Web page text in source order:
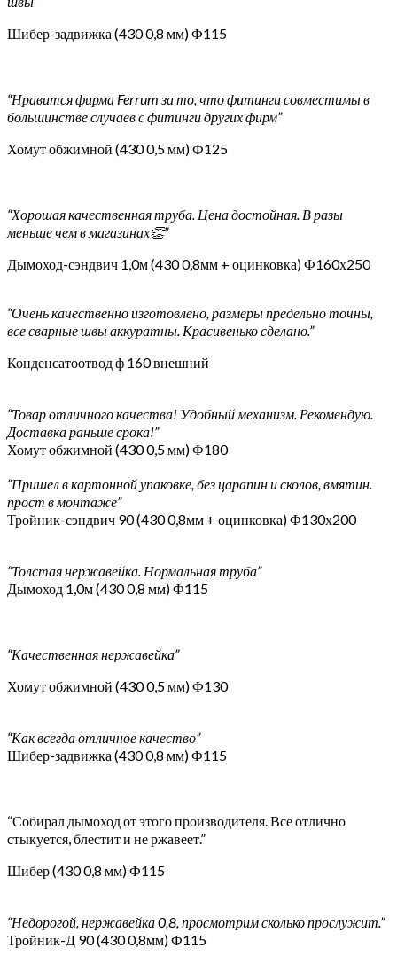
Шибер-задвижка (430 0,8 мм) Ф115
“Нравится фирма Ferrum за то, что фитинги совместимы в
большинстве случаев с фитинги других фирм”
Хомут обжимной (430 0,5 мм) Ф125
“Хорошая качественная труба. Цена достойная. В разы
меньше чем в магазинах👏”
Дымоход-сэндвич 1,0м (430 0,8мм + оцинковка) Ф160х250
“Очень качественно изготовлено, размеры предельно точны,
все сварные швы аккуратны. Красивенько сделано.”
Конденсатоотвод ф 160 внешний
“Товар отличного качества! Удобный механизм. Рекомендую.
Доставка раньше срока!”
Хомут обжимной (430 0,5 мм) Ф180
“Пришел в картонной упаковке, без царапин и сколов, вмятин.
прост в монтаже”
Тройник-сэндвич 90 (430 0,8мм + оцинковка) Ф130х200
“Толстая нержавейка. Нормальная труба”
Дымоход 1,0м (430 0,8 мм) Ф115
“Качественная нержавейка”
Хомут обжимной (430 0,5 мм) Ф130
“Как всегда отличное качество”
Шибер-задвижка (430 0,8 мм) Ф115
“Собирал дымоход от этого производителя. Все отлично
стыкуется, блестит и не ржавеет.”
Шибер (430 0,8 мм) Ф115
“Недорогой, нержавейка 0,8, просмотрим сколько прослужит.”
Тройник-Д 90 (430 0,8мм) Ф115